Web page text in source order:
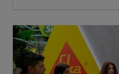
astilleros una solución
industrialización de los